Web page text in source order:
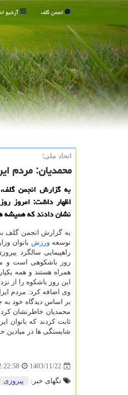
انجمن گلف آرشیو
اتحاد ملی؛
محمدیان: مردم
به گزارش انجمن
اظهار داشت: امروز
نشان دادند که همیشه
به گزارش انجمن گلف به
توسعه ورزش بانوان
راهپیمایی سالگرد
روز باشکوهی است و
همراه هستند و همه
این روز باشکوه را از
بر اساس دیدگاه خود به
ثابت کردند که بانوان
شایستگی ها در میادین
1403/11/22
تگهای خبر: پیروزی